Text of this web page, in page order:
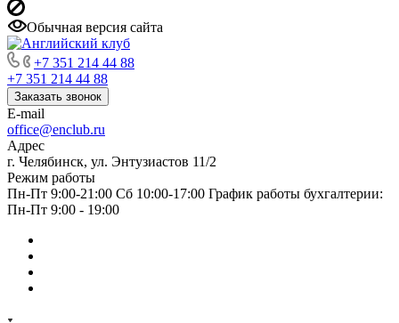
Обычная версия сайта
+7 351 214 44 88
+7 351 214 44 88
Заказать звонок
E-mail
office@enclub.ru
Адрес
г. Челябинск, ул. Энтузиастов 11/2
Режим работы
Пн-Пт 9:00-21:00 Сб 10:00-17:00 График работы бухгалтерии:
Пн-Пт 9:00 - 19:00